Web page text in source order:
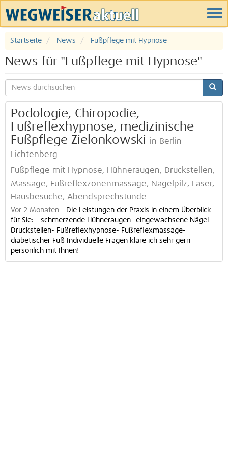
Startseite News Fußpflege mit Hypnose
News für "Fußpflege mit Hypnose"
Podologie, Chiropodie,
Fußreflexhypnose, medizinische
Fußpflege Zielonkowski
in Berlin
Lichtenberg
Fußpflege mit Hypnose, Hühneraugen, Druckstellen,
Massage, Fußreflexzonenmassage, Nagelpilz, Laser,
Hausbesuche, Abendsprechstunde
Vor 2 Monaten – Die Leistungen der Praxis in einem Überblick
für Sie: - schmerzende Hühneraugen- eingewachsene Nägel-
Druckstellen- Fußreflexhypnose- Fußreflexmassage-
diabetischer Fuß Individuelle Fragen kläre ich sehr gern
persönlich mit Ihnen!